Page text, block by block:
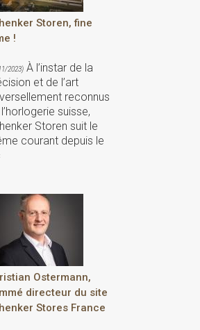
Storen, fine
!
2023) À l’instar de la
et de l’art
reconnus
suisse,
Storen suit le
courant depuis le
Ostermann,
directeur du site
Stores France